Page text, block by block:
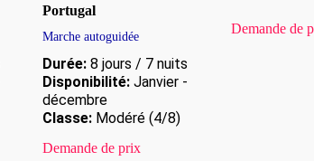
Portugal
Marche autoguidée
Durée: 8 jours / 7 nuits
Disponibilité: Janvier -
décembre
Classe: Modéré (4/8)
Demande de prix
Demande de